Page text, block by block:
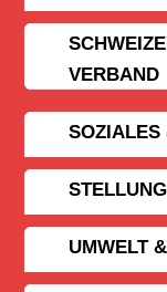
VERBAND
SOZIALES
UMWELT